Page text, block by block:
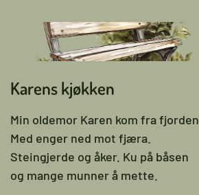
Karens kjøkken
Min oldemor Karen kom fra fjorden.
Med enger ned mot fjæra.
Steingjerde og åker. Ku på båsen
og mange munner å mette.